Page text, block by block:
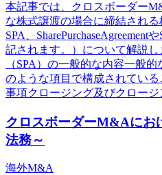
本記事では、クロスボーダー
な株式譲渡の場合に締結され
SPA、SharePurchaseAgreement
記されます。）について解説
（SPA）の一般的な内容一般
のような項目で構成されてい
事項クロージング及びクロージ
クロスボーダーM&Aにお
法務～
海外M&A